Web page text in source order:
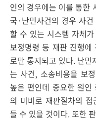
인의 경우에는 이를 통한
국·난민사건의 경우 사
할 수 있는 시스템 자체
보정명령 등 재판 진행
로만 통지되고 있다. 난
는 사건, 소송비용을 보
높은 편인데 중요한 원
의 미비로 재판절차의
들 수 있을 것이다. 또한